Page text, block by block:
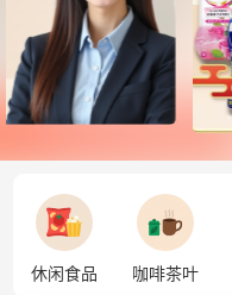
休闲食品 咖啡茶叶